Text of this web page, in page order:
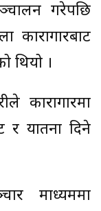
गरेपछि
कारागारबाट
थियो ।
कारागारमा
यातना दिने
माध्यममा